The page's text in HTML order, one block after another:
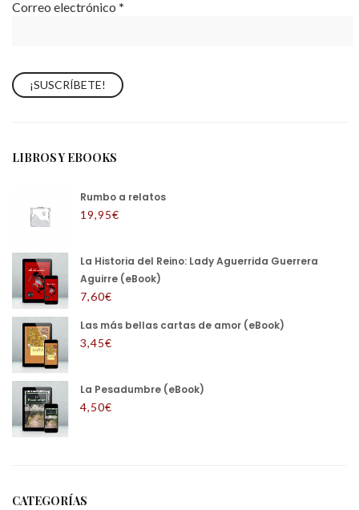
Correo electrónico *
LIBROS Y EBOOKS
Rumbo a relatos
19,95€
La Historia del Reino: Lady Aguerrida Guerrera
Aguirre (eBook)
7,60€
Las más bellas cartas de amor (eBook)
3,45€
La Pesadumbre (eBook)
4,50€
CATEGORÍAS